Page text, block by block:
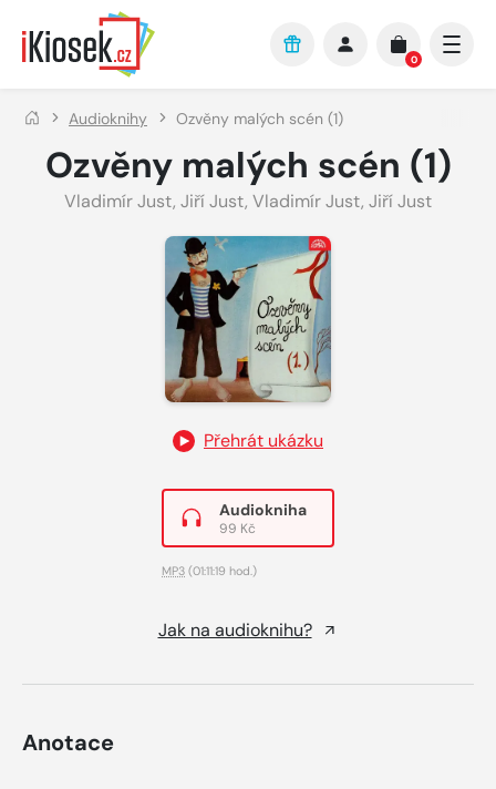
Přejít na hlavní obsah
0
Audioknihy Ozvěny malých scén (1)
Ozvěny malých scén (1)
Vladimír Just, Jiří Just, Vladimír Just, Jiří Just
Přehrát ukázku
Audiokniha
99 Kč
MP3 (01:11:19 hod.)
Jak na audioknihu?
Anotace